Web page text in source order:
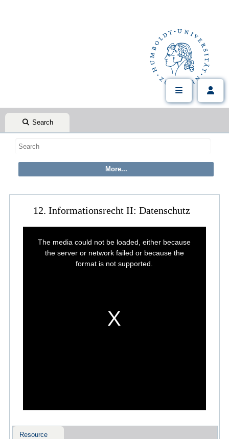
Search
12. Informationsrecht II: Datenschutz
The media could not be loaded, either because
the server or network failed or because the
format is not supported.
Resource